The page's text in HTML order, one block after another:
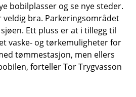
bobilplasser og se nye steder.
veldig bra. Parkeringsområdet
Ett pluss er at i tillegg til
vaske- og tørkemuligheter for
tømmestasjon, men ellers
forteller Tor Trygvasson